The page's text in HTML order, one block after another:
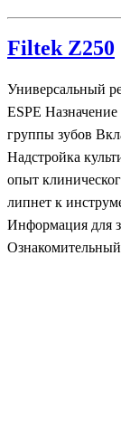
Filtek Z250
Универсальный
ESPE
группы зубов
Надстройка
опыт
липнет к
Информация для